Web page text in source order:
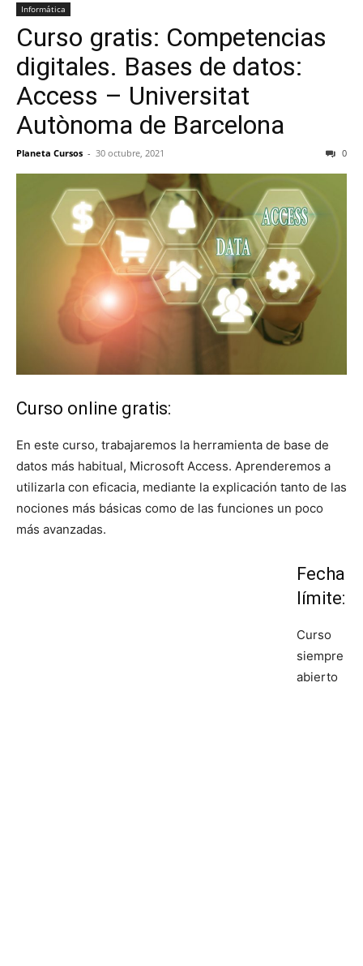
Informática
Curso gratis: Competencias
digitales. Bases de datos:
Access – Universitat
Autònoma de Barcelona
Planeta Cursos - 30 octubre, 2021 0
Curso online gratis:
En este curso, trabajaremos la herramienta de base de
datos más habitual, Microsoft Access. Aprenderemos a
utilizarla con eficacia, mediante la explicación tanto de las
nociones más básicas como de las funciones un poco
más avanzadas.
Fecha
límite:
Curso
siempre
abierto